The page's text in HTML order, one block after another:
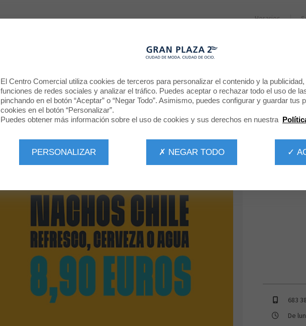
Horarios
NACHOS + BEBIDA
683
De
El Centro Comercial utiliza cookies de terceros para personalizar el contenido y la
funciones de redes sociales y analizar el tráfico. Puedes aceptar o rechazar todo el uso de
pinchando en el botón “Aceptar” o “Negar Todo”. Asimismo, puedes configurar y guardar tus
cookies en el botón “Personalizar”.
Puedes obtener más información sobre el uso de cookies y sus derechos en nuestra
✓
✗ NEGAR TODO
PERSONALIZAR